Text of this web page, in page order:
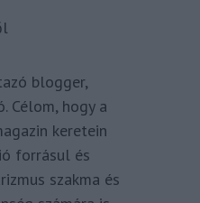
blogger,
Célom, hogy a
keretein
forrásul és
szakma és